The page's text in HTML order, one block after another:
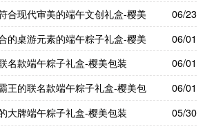
合现代审美的端午文创礼盒-樱美
06/23
的桌游元素的端午粽子礼盒-樱美
06/01
名款端午粽子礼盒-樱美包装
06/01
王的联名款端午粽子礼盒-樱美包
06/01
大牌端午粽子礼盒-樱美包装
05/30